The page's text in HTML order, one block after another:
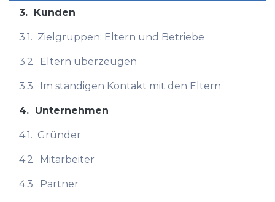
3. Kunden
3.1. Zielgruppen: Eltern und Betriebe
3.2. Eltern überzeugen
3.3. Im ständigen Kontakt mit den Eltern
4. Unternehmen
4.1. Gründer
4.2. Mitarbeiter
4.3. Partner